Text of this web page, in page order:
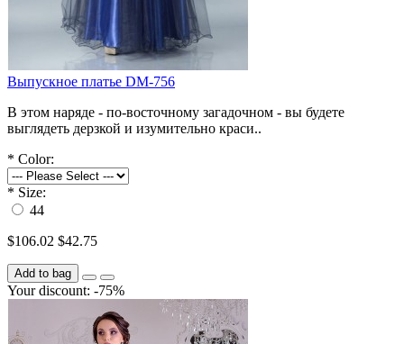
Выпускное платье DM-756
В этом наряде - по-восточному загадочном - вы будете
выглядеть дерзкой и изумительно краси..
* Color:
* Size:
44
$106.02 $42.75
Add to bag
Your discount: -75%